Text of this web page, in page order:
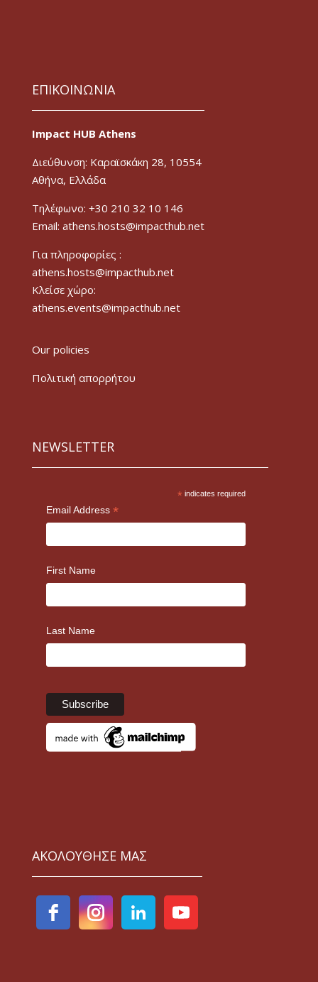
ΕΠΙΚΟΙΝΩΝΙΑ
Impact HUB Athens
Διεύθυνση: Καραϊσκάκη 28, 10554
Αθήνα, Ελλάδα
Τηλέφωνο: +30 210 32 10 146
Email: athens.hosts@impacthub.net
Για πληροφορίες :
athens.hosts@impacthub.net
Κλείσε χώρο:
athens.events@impacthub.net
Our policies
Πολιτική απορρήτου
NEWSLETTER
* indicates required
Email Address *
First Name
Last Name
ΑΚΟΛΟΥΘΗΣΕ ΜΑΣ